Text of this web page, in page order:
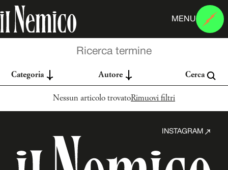
MENU
Categoria Autore Cerca
Nessun articolo trovatoRimuovi filtri
INSTAGRAM